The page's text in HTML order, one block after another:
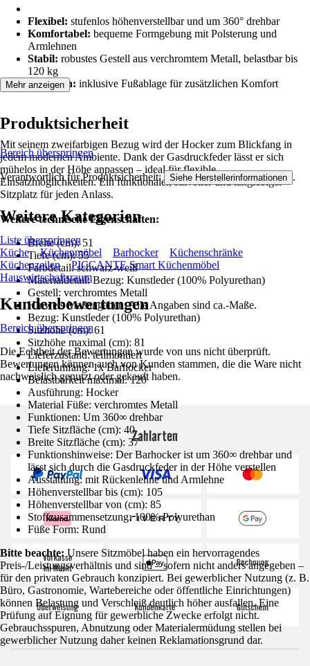
Flexibel: stufenlos höhenverstellbar und um 360° drehbar
Komfortabel: bequeme Formgebung mit Polsterung und
Armlehnen
Stabil: robustes Gestell aus verchromtem Metall, belastbar bis
120 kg
Praktisch: inklusive Fußablage für zusätzlichen Komfort
Mit seinem zweifarbigen Bezug wird der Hocker zum Blickfang in
jedem modernen Ambiente. Dank der Gasdruckfeder lässt er sich
mühelos in der Höhe anpassen – ideal für flexible
Einsatzmöglichkeiten. Ein funktionaler, stilvoller und langlebiger
Sitzplatz für jeden Anlass.
Weitere technische Eigenschaften:
Breite (cm): 51
Tiefe (cm): 55
Farbdetail: schwarz-weiß
Materialdetail: Bezug: Kunstleder (100% Polyurethan)
Gestell: verchromtes Metall
Hinweis Maßangaben: Alle Angaben sind ca.-Maße.
Bezug: Kunstleder (100% Polyurethan)
Sitzhöhe (cm): 61
Sitzhöhe maximal (cm): 81
Lieferzustand: teilmontiert
Lieferumfang: 1x Barhocker
Belastbarkeit maximal: 120
Ausführung: Hocker
Material Füße: verchromtes Metall
Funktionen: Um 360∞ drehbar
Tiefe Sitzfläche (cm): 40
Breite Sitzfläche (cm): 37
Funktionshinweise: Der Barhocker ist um 360∞ drehbar und
lässt sich durch die Gasdruckfeder in der Höhe verstellen
Ausstattung: mit Rückenlehne und Armlehne
Höhenverstellbar bis (cm): 105
Höhenverstellbar von (cm): 85
Stoffzusammensetzung: 100% Polyurethan
Füße Form: Rund
Bitte beachte: Unsere Sitzmöbel haben ein hervorragendes
Preis-/Leistungsverhältnis und sind – sofern nicht anders angegeben –
für den privaten Gebrauch konzipiert. Bei gewerblicher Nutzung (z. B.
Büro, Gastronomie, Wartebereiche oder öffentliche Einrichtungen)
können Belastung und Verschleiß deutlich höher ausfallen. Eine
Prüfung auf Eignung für gewerbliche Zwecke erfolgt nicht.
Gebrauchsspuren, Abnutzung oder Materialermüdung stellen bei
gewerblicher Nutzung daher keinen Reklamationsgrund dar.
Mehr anzeigen
Produktsicherheit
Bereich überspringen
Verantwortlich für Produktsicherheit: Siehe Herstellerinformationen .
Weitere Kategorien
Liste überspringen
Küche
Küchenmöbel Barhocker
Küchenschränke
Küchenzeilen
PICCANTE Smart Küchenmöbel
Hauswirtschaftsraum
Kundenbewertungen
Bereich überspringen
Die Echtheit der Bewertungen wurde von uns nicht überprüft.
Bewertungen können auch von Kunden stammen, die die Ware nicht
nachweislich genutzt oder gekauft haben.
Zahlarten